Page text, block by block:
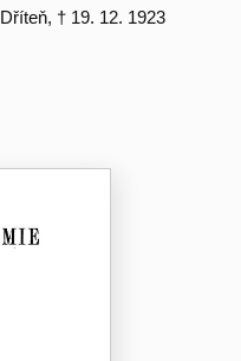
† 19. 12. 1923